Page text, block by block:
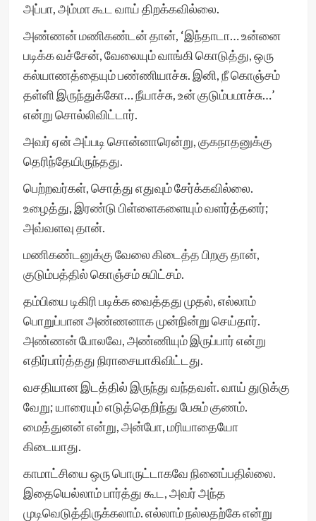
அப்பா, அம்மா கூட வாய் திறக்கவில்லை.
அண்ணன் மணிகண்டன் தான், ‘இந்தாடா… உன்னை
படிக்க வச்சேன், வேலையும் வாங்கி கொடுத்து, ஒரு
கல்யாணத்தையும் பண்ணியாச்சு. இனி, நீ கொஞ்சம்
தள்ளி இருந்துக்கோ… நீயாச்சு, உன் குடும்பமாச்சு…’
என்று சொல்லிவிட்டார்.
அவர் ஏன் அப்படி சொன்னாரென்று, குகநாதனுக்கு
தெரிந்தேயிருந்தது.
பெற்றவர்கள், சொத்து எதுவும் சேர்க்கவில்லை.
உழைத்து, இரண்டு பிள்ளைகளையும் வளர்த்தனர்;
அவ்வளவு தான்.
மணிகண்டனுக்கு வேலை கிடைத்த பிறகு தான்,
குடும்பத்தில் கொஞ்சம் சுபிட்சம்.
தம்பியை டிகிரி படிக்க வைத்தது முதல், எல்லாம்
பொறுப்பான அண்ணனாக முன்நின்று செய்தார்.
அண்ணன் போலவே, அண்ணியும் இருப்பார் என்று
எதிர்பார்த்தது நிராசையாகிவிட்டது.
வசதியான இடத்தில் இருந்து வந்தவள். வாய் துடுக்கு
வேறு; யாரையும் எடுத்தெறிந்து பேசும் குணம்.
மைத்துனன் என்று, அன்போ, மரியாதையோ
கிடையாது.
காமாட்சியை ஒரு பொருட்டாகவே நினைப்பதில்லை.
இதையெல்லாம் பார்த்து கூட, அவர் அந்த
முடிவெடுத்திருக்கலாம். எல்லாம் நல்லதற்கே என்று